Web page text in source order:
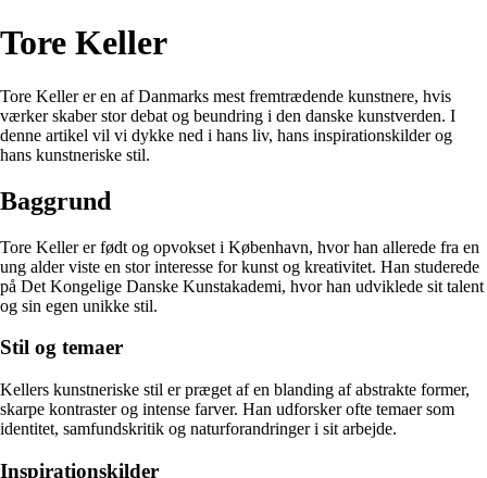
Tore Keller
Tore Keller er en af Danmarks mest fremtrædende kunstnere, hvis
værker skaber stor debat og beundring i den danske kunstverden. I
denne artikel vil vi dykke ned i hans liv, hans inspirationskilder og
hans kunstneriske stil.
Baggrund
Tore Keller er født og opvokset i København, hvor han allerede fra en
ung alder viste en stor interesse for kunst og kreativitet. Han studerede
på Det Kongelige Danske Kunstakademi, hvor han udviklede sit talent
og sin egen unikke stil.
Stil og temaer
Kellers kunstneriske stil er præget af en blanding af abstrakte former,
skarpe kontraster og intense farver. Han udforsker ofte temaer som
identitet, samfundskritik og naturforandringer i sit arbejde.
Inspirationskilder